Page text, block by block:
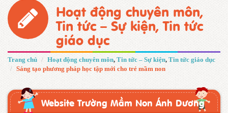
Hoạt động chuyên môn,
Tin tức – Sự kiện,Tin tức
giáo dục
Trang chủ Hoạt động chuyên môn, Tin tức – Sự kiện, Tin tức giáo dục
Sáng tạo phương pháp học tập mới cho trẻ mầm non
Website Trường Mầm Non Ánh Dương